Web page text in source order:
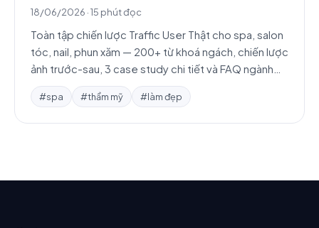
18/06/2026 ·15 phút đọc
Toàn tập chiến lược Traffic User Thật cho spa, salon
tóc, nail, phun xăm — 200+ từ khoá ngách, chiến lược
ảnh trước-sau, 3 case study chi tiết và FAQ ngành
làm đẹp.
#spa #thẩm mỹ #làm đẹp